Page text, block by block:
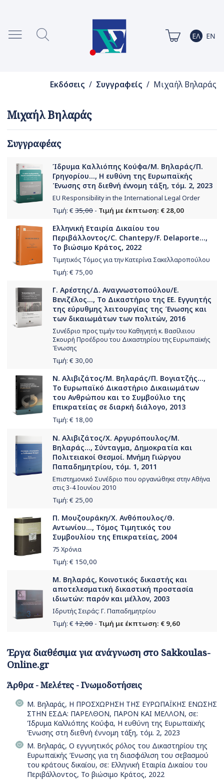
Εκδόσεις / Συγγραφείς / Μιχαήλ Βηλαράς
Μιχαήλ Βηλαράς
Συγγραφέας
Ίδρυμα Καλλιόπης Κούφα/Μ. Βηλαράς/Π.
Γρηγορίου..., H ευθύνη της Ευρωπαϊκής
Ένωσης στη διεθνή έννομη τάξη, τόμ. 2, 2023
EU Responsibility in the International Legal Order
Τιμή: € 35,00 - Τιμή με έκπτωση: € 28,00
Ελληνική Εταιρία Δικαίου του
Περιβάλλοντος/C. Chantepy/F. Delaporte...,
Το βιώσιμο Κράτος, 2022
Τιμητικός Τόμος για την Κατερίνα Σακελλαροπούλου
Τιμή: € 75,00
Γ. Αρέστης/Δ. Αναγνωστοπούλου/Ε.
Βενιζέλος..., Το Δικαστήριο της ΕΕ. Εγγυητής
της εύρυθμης λειτουργίας της Ένωσης και
των δικαιωμάτων των πολιτών, 2016
Συνέδριο προς τιμήν του Καθηγητή κ. Βασίλειου
Σκουρή Προέδρου του Δικαστηρίου της Ευρωπαϊκής
Ένωσης
Τιμή: € 30,00
Ν. Αλιβιζάτος/Μ. Βηλαράς/Π. Βογιατζής...,
Το Ευρωπαϊκό Δικαστήριο Δικαιωμάτων
του Ανθρώπου και το Συμβούλιο της
Επικρατείας σε διαρκή διάλογο, 2013
Τιμή: € 18,00
Ν. Αλιβιζάτος/Χ. Αργυρόπουλος/Μ.
Βηλαράς..., Σύνταγμα, Δημοκρατία και
Πολιτειακοί Θεσμοί. Μνήμη Γιώργου
Παπαδημητρίου, τόμ. 1, 2011
Επιστημονικό Συνέδριο που οργανώθηκε στην Αθήνα
στις 3-4 Ιουνίου 2010
Τιμή: € 25,00
Π. Μουζουράκη/Χ. Ανθόπουλος/Θ.
Αντωνίου..., Τόμος Τιμητικός του
Συμβουλίου της Επικρατείας, 2004
75 Χρόνια
Τιμή: € 150,00
Μ. Βηλαράς, Κοινοτικός δικαστής και
αποτελεσματική δικαστική προστασία
ιδιωτών: παρόν και μέλλον, 2003
Ιδρυτής Σειράς: Γ. Παπαδημητρίου
Τιμή: € 12,00 - Τιμή με έκπτωση: € 9,60
Έργα διαθέσιμα για ανάγνωση στο Sakkoulas-
Online.gr
Άρθρα - Μελέτες - Γνωμοδοτήσεις
Μ. Βηλαράς, Η ΠΡΟΣΧΩΡΗΣΗ ΤΗΣ ΕΥΡΩΠΑΪΚΗΣ ΕΝΩΣΗΣ
ΣΤΗΝ ΕΣΔΑ: ΠΑΡΕΛΘΟΝ, ΠΑΡΟΝ ΚΑΙ ΜΕΛΛΟΝ, σε:
Ίδρυμα Καλλιόπης Κούφα, Η ευθύνη της Ευρωπαϊκής
Ένωσης στη διεθνή έννομη τάξη, τόμ. 2, 2023
Μ. Βηλαράς, Ο εγγυητικός ρόλος του Δικαστηρίου της
Ευρωπαϊκής Ένωσης για τη διασφάλιση του σεβασμού
του κράτους δικαίου, σε: Ελληνική Εταιρία Δικαίου του
Περιβάλλοντος, Το βιώσιμο Κράτος, 2022